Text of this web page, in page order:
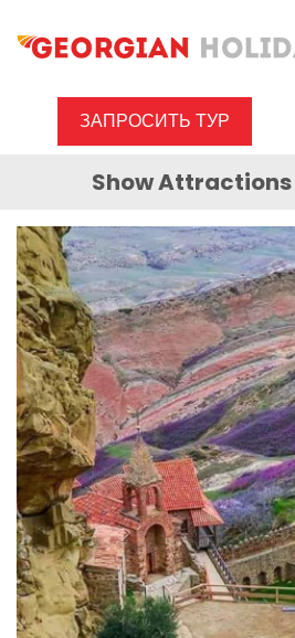
ЗАПРОСИТЬ ТУР
ShowAttractions